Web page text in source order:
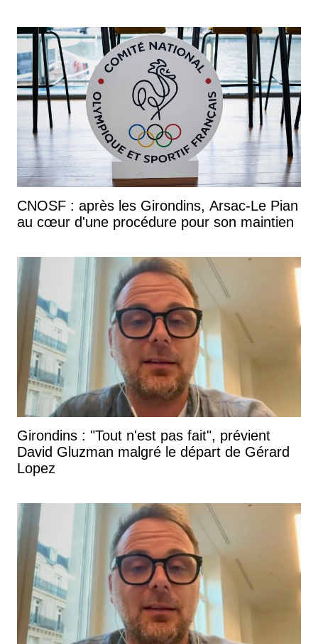
CNOSF : après les Girondins, Arsac-Le Pian
au cœur d'une procédure pour son maintien
Girondins : "Tout n'est pas fait", prévient
David Gluzman malgré le départ de Gérard
Lopez